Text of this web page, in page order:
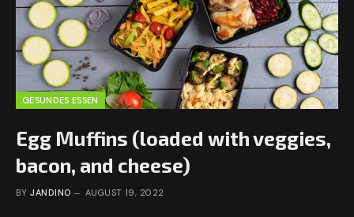
GESUNDES ESSEN
Egg Muffins (loaded with veggies,
bacon, and cheese)
BY JANDINO AUGUST 19, 2022